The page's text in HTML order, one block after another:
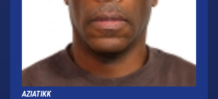
AZIATIKK